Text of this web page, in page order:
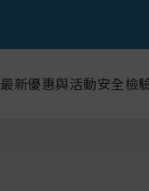
最新優惠與活動安全檢